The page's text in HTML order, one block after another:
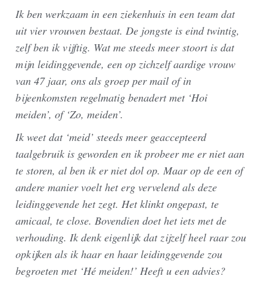
Ik ben werkzaam in een ziekenhuis in een team dat
uit vier vrouwen bestaat. De jongste is eind twintig,
zelf ben ik vijftig. Wat me steeds meer stoort is dat
mijn leidinggevende, een op zichzelf aardige vrouw
van 47 jaar, ons als groep per mail of in
bijeenkomsten regelmatig benadert met ‘Hoi
meiden’, of ‘Zo, meiden’.
Ik weet dat ‘meid’ steeds meer geaccepteerd
taalgebruik is geworden en ik probeer me er niet aan
te storen, al ben ik er niet dol op. Maar op de een of
andere manier voelt het erg vervelend als deze
leidinggevende het zegt. Het klinkt ongepast, te
amicaal, te close. Bovendien doet het iets met de
verhouding. Ik denk eigenlijk dat zijzelf heel raar zou
opkijken als ik haar en haar leidinggevende zou
begroeten met ‘Hé meiden!’ Heeft u een advies?